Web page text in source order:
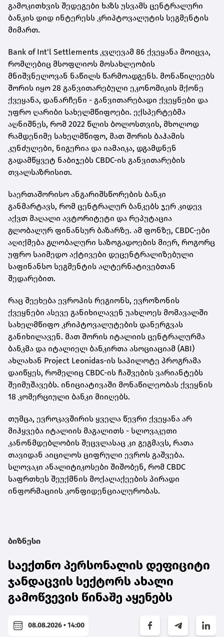
გამოკითხვის შედეგები ხაზს უსვამს ცენტრალური
ბანკის დიდ ინტერესს კრიპტოვალუტის სეგმენტის
მიმართ.
Bank of Int'l Settlements კვლევამ 86 ქვეყანა მოიცვა,
რომლებიც მსოფლიოს მოსახლეობის
მნიშვნელოვან ნაწილს წარმოადგენს. მონაწილეებს
შორის იყო 28 განვითარებული ეკონომიკის მქონე
ქვეყანა, დანარჩენი - განვითარებადი ქვეყნები და
უფრო ღარიბი სახელმწიფოები. ექსპერტებმა
აღნიშნეს, რომ 2022 წლის ბოლოსთვის, მხოლოდ
რამდენიმე სახელმწიფო, მათ შორის ბაჰამის
კუნძულები, ნიგერია და იამაიკა, დგამდნენ
გადამწყვეტ ნაბიჯებს CBDC-ის განვითარების
თვალსაზრისით.
საერთაშორისო ანგარიშსწორების ბანკი
განმარტავს, რომ ცენტრალურ ბანკებს ჯერ კიდევ
აქვთ მაღალი ავტორიტეტი და რეპუტაცია
გლობალურ ფინანსურ ბაზარზე. ამ ფონზე, CBDC-ები
აღიქმება გლობალური საზოგადოების მიერ, როგორც
უფრო საიმედო აქტივები დეცენტრალიზებული
საფინანსო სეგმენტის ალტერნატივებთან
შედარებით.
რაც შეეხება ევროპის რეგიონს, ევროზონის
ქვეყნები ასევე განიხილავენ უახლოეს მომავალში
სახელმწიფო კრიპტოვალუტების დანერგვას
განიხილავენ. მათ შორის იტალიის ცენტრალურმა
ბანკმა და იტალიელ ბანკირთა ასოციაციამ (ABI)
ახლახან Project Leonidas-ის საპილოტე პროგრამა
დაიწყეს, რომელიც CBDC-ის ჩაშვების ვარიანტებს
შეიმუშავებს. ინიციატივაში მონაწილეობას ქვეყნის
18 კომერციული ბანკი მიიღებს.
თუმცა, ევროკავშირის ყველა წევრი ქვეყანა არ
მიჰყვება იტალიის მაგალითს - სლოვაკეთი
კანონმდებლობის შეცვლასაც კი გეგმავს, რათა
თავიდან აიცილოს ციფრული ევროს გაშვება.
სლოვაკი ანალიტიკოსები შიშობენ, რომ CBDC
საფრთხეს შეუქმნის მოქალაქეების პირადი
ინფორმაციის კონფიდენციალურობას.
ბიზნესი
საექთნო პერსონალის დეფიციტი
ჯანდაცვის სექტორს ახალი
გამოწვევის წინაშე აყენებს
08.08.2026 • 14:00